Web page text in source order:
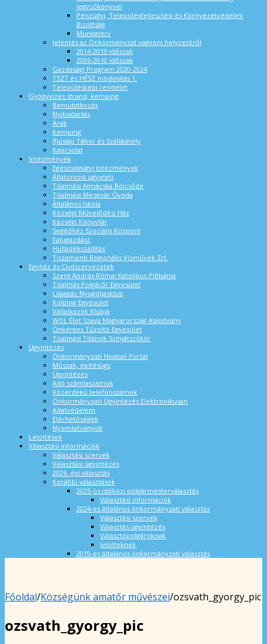
jegyzőkönyvei
Pénzügyi, Településfejlesztési és Környezetvédelmi
Bizottság
Munkaterv
Jelentés az Önkormányzat vagyoni helyzetéről
2014-2019 időszak
2006-2010 időszak
Gazdasági Program 2020-2024
TSZT és HÉSZ módosítás 1.
Településképi rendelet
Gyógyvizes strand, kemping
Bemutatkozás
Nyitvatartás
Árak
Kemping
Ifjúsági Tábor és Szálláshely
Kapcsolat
Intézmények
Egészségügyi Intézmények
Állatorvosi ügyeleti
Tóalmási Almácska Bölcsőde
Tóalmási Mesevár Óvoda
Általános Iskola
Községi Művelődési Ház
Községi Könyvtár
Segítőkéz Szociális Központ
Falugazdász
Hulladékszállítás
Tiszamenti Regionális Vízművek Zrt.
Egyház és Civilszervezetek
Szent András Római Katolikus Plébánia
Tóalmás Polgárőr Egyesület
Lilaakác Nyugdíjasklub
Kolping Egyesület
Vállalkozók Klubja
WOL Élet Szava Magyarország Alapítvány
Önkéntes Tűzoltó Egyesület
Tóalmási Titánok Színjátszókör
Ügyintézés
Önkormányzati Hivatali Portál
Műszak, építésügy
Ügyintézés
Adó számlaszámok
Közérdekű telefonszámok
Önkormányzati Ügyintézés Elektronikusan
Adatvédelem
Elérhetőségek
Nyomtatványok
Letöltések
Választási információk
Választási szervek
Választási ügyintézés
2026. évi választás
Korábbi választások
2025-ös időközi polgármesterválasztás
Választási információk
2024-es általános önkormányzati választás
Választási szervek
Választás ügyintézés
Választópolgároknak
Jelölteknek
2019-es általános önkormányzati választás
Főoldal/Községünk amatőr művészei/ozsvath_gyorgy_pic
ozsvath_gyorgy_pic